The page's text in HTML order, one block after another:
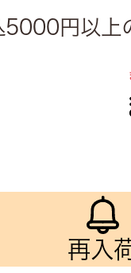
5000円以上
再入